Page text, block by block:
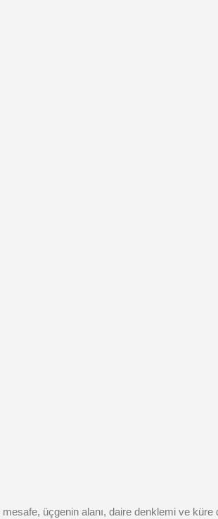
üçgenin alanı, daire denklemi ve küre